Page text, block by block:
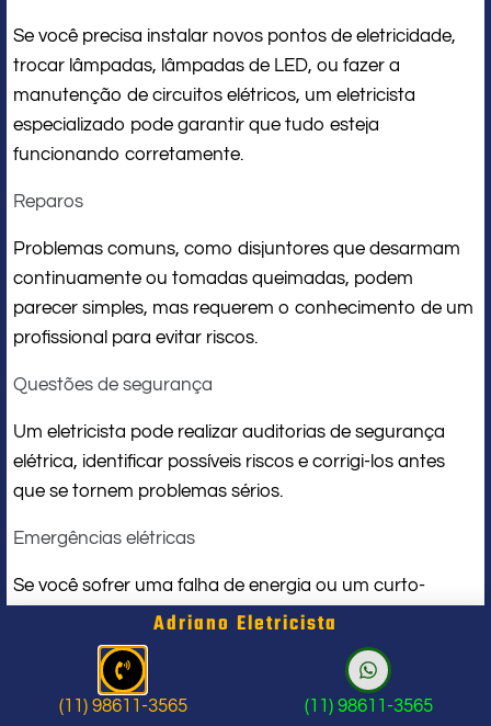
Se você precisa instalar novos pontos de eletricidade,
trocar lâmpadas, lâmpadas de LED, ou fazer a
manutenção de circuitos elétricos, um eletricista
especializado pode garantir que tudo esteja
funcionando corretamente.
Reparos
Problemas comuns, como disjuntores que desarmam
continuamente ou tomadas queimadas, podem
parecer simples, mas requerem o conhecimento de um
profissional para evitar riscos.
Questões de segurança
Um eletricista pode realizar auditorias de segurança
elétrica, identificar possíveis riscos e corrigi-los antes
que se tornem problemas sérios.
Emergências elétricas
Se você sofrer uma falha de energia ou um curto-
circuito, um eletricista de plantão pode chegar
rapidamente para resolver a situação e restaurar a
segurança do seu ambiente.
Adriano Eletricista
(11) 98611-3565 (11) 98611-3565